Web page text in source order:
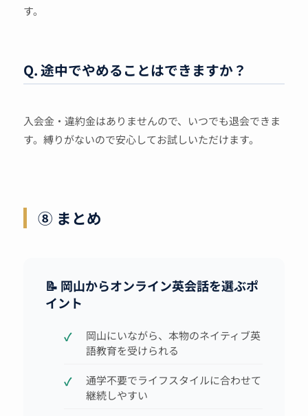
す。
Q. 途中でやめることはできますか？
入会金・違約金はありませんので、いつでも退会できま
す。縛りがないので安心してお試しいただけます。
⑧ まとめ
📝 岡山からオンライン英会話を選ぶポ
イント
岡山にいながら、本物のネイティブ英
語教育を受けられる
通学不要でライフスタイルに合わせて
継続しやすい